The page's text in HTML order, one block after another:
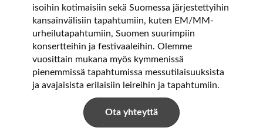
isoihin kotimaisiin sekä Suomessa järjestettyihin
kansainvälisiin tapahtumiin, kuten EM/MM-
urheilutapahtumiin, Suomen suurimpiin
konsertteihin ja festivaaleihin. Olemme
vuosittain mukana myös kymmenissä
pienemmissä tapahtumissa messutilaisuuksista
ja avajaisista erilaisiin leireihin ja tapahtumiin.
Ota yhteyttä